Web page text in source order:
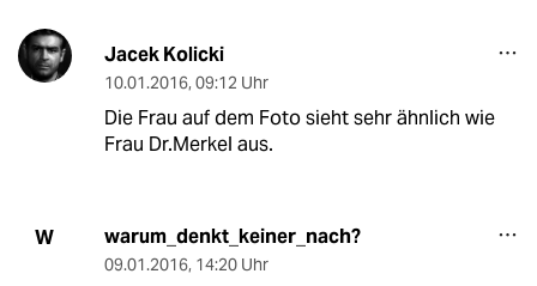
Jacek Kolicki
10.01.2016, 09:12 Uhr
Die Frau auf dem Foto sieht sehr ähnlich wie
Frau Dr.Merkel aus.
W warum_denkt_keiner_nach?
09.01.2016, 14:20 Uhr